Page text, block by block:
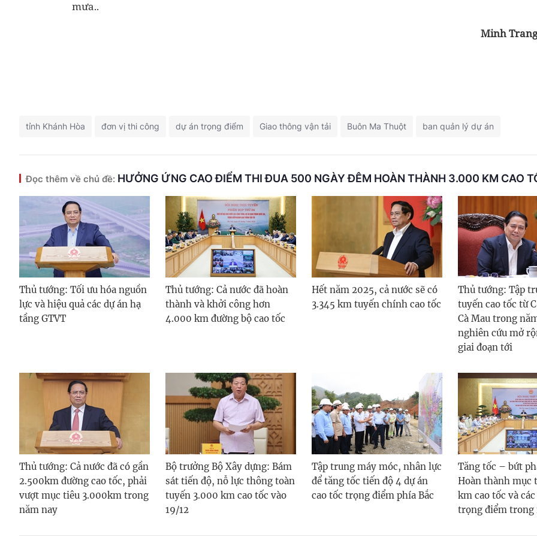
mưa..
Minh Trang
tỉnh Khánh Hòa đơn vị thi công dự án trọng điểm Giao thông vận tải Buôn Ma Thuột ban quản lý dự án
Đọc thêm về chủ đề: HƯỞNG ỨNG CAO ĐIỂM THI ĐUA 500 NGÀY ĐÊM HOÀN THÀNH 3.000 KM CAO
Thủ tướng: Tối ưu hóa nguồn
lực và hiệu quả các dự án hạ
tầng GTVT
Thủ tướng: Cả nước đã hoàn
thành và khởi công hơn
4.000 km đường bộ cao tốc
Hết năm 2025, cả nước sẽ có
3.345 km tuyến chính cao tốc
Thủ tướng: Tập
tuyến cao tốc từ
Cà Mau trong
nghiên cứu mở
giai đoạn tới
Thủ tướng: Cả nước đã có gần
2.500km đường cao tốc, phải
vượt mục tiêu 3.000km trong
năm nay
Bộ trưởng Bộ Xây dựng: Bám
sát tiến độ, nỗ lực thông toàn
tuyến 3.000 km cao tốc vào
19/12
Tập trung máy móc, nhân lực
để tăng tốc tiến độ 4 dự án
cao tốc trọng điểm phía Bắc
Tăng tốc – bứt
Hoàn thành mục
km cao tốc và
trọng điểm trong